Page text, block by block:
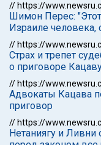
// https://
Шимон Перес:
Израиле человека,
// https://
Страх и трепет
о приговоре
// https://
Адвокаты Кацава
приговор
// https://
Нетаниягу и Ливни